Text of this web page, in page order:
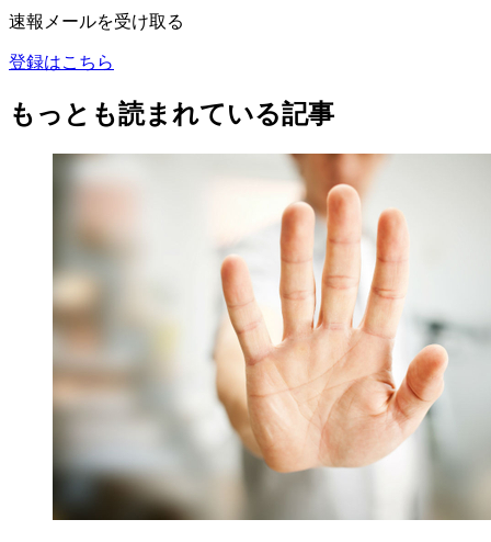
速報メールを受け取る
登録はこちら
もっとも読まれている記事